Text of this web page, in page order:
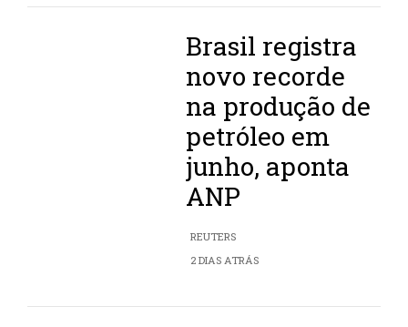
Brasil registra
novo recorde
na produção de
petróleo em
junho, aponta
ANP
REUTERS
2 DIAS ATRÁS